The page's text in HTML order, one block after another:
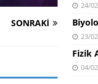
SONRAKI
24/
23/
Fizik
04/